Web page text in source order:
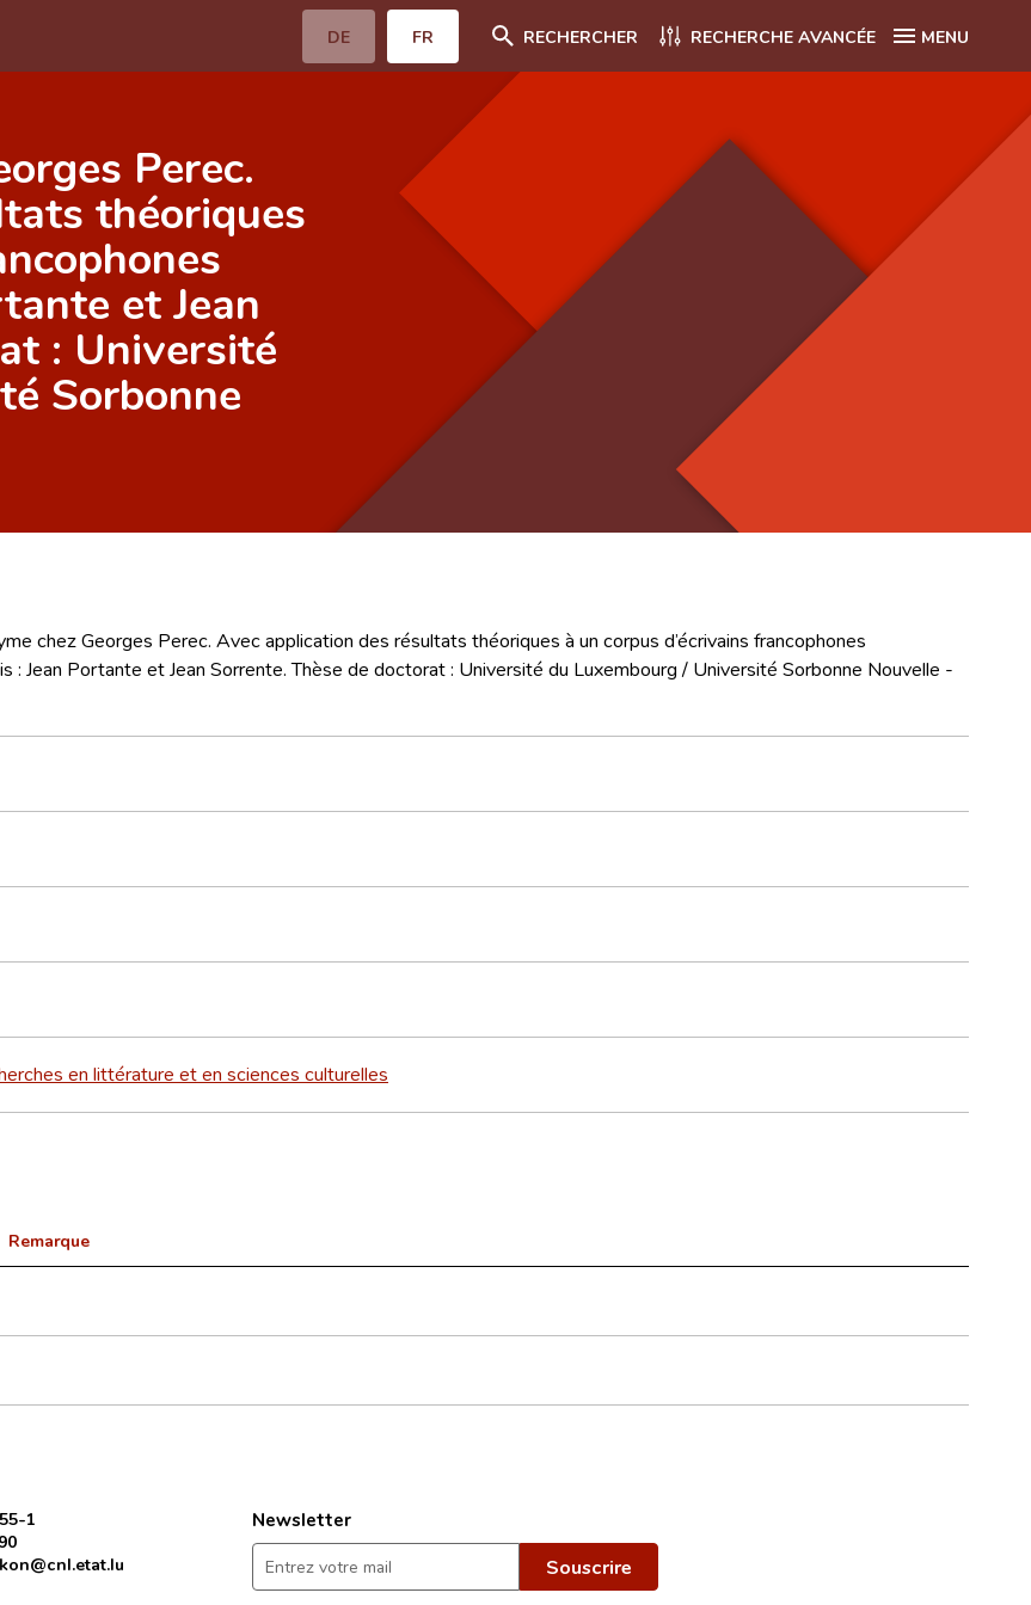
DE FR RECHERCHER RECHERCHE AVANCÉE MENU
Perec.
théoriques
et Jean
: Université
Sorbonne
chez Georges Perec. Avec application des résultats théoriques à un corpus d’écrivains francophones
: Jean Portante et Jean Sorrente. Thèse de doctorat : Université du Luxembourg / Université Sorbonne Nouvelle -
en littérature et en sciences culturelles
Remarque
1
Newsletter